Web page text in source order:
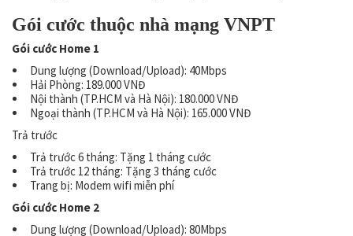
Gói cước thuộc nhà mạng VNPT
Gói cước Home 1
Dung lượng (Download/Upload): 40Mbps
Hải Phòng: 189.000 VNĐ
Nội thành (TP.HCM và Hà Nội): 180.000 VNĐ
Ngoại thành (TP.HCM và Hà Nội): 165.000 VNĐ
Trả trước
Trả trước 6 tháng: Tặng 1 tháng cước
Trả trước 12 tháng: Tặng 3 tháng cước
Trang bị: Modem wifi miễn phí
Gói cước Home 2
Dung lượng (Download/Upload): 80Mbps